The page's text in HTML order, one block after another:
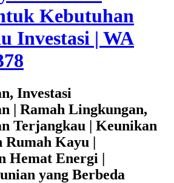
Kebutuhan
Investasi | WA
Investasi
| Ramah Lingkungan,
Terjangkau | Keunikan
Rumah Kayu |
Hemat Energi |
yang Berbeda